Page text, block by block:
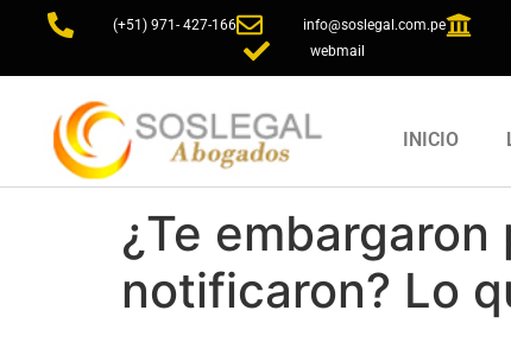
(+51) 971- 427-166 info@soslegal.com.pe
webmail
INICIO
¿Te
notificaron? Lo